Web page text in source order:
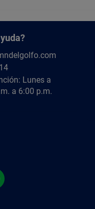
Lunes a
a 6:00 p.m.